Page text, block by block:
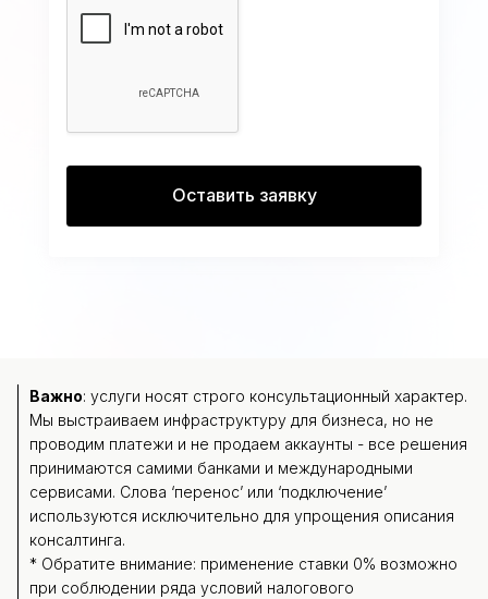
Важно: услуги носят строго консультационный характер.
Мы выстраиваем инфраструктуру для бизнеса, но не
проводим платежи и не продаем аккаунты - все решения
принимаются самими банками и международными
сервисами. Слова ‘перенос’ или ‘подключение’
используются исключительно для упрощения описания
консалтинга.
* Обратите внимание: применение ставки 0% возможно
при соблюдении ряда условий налогового